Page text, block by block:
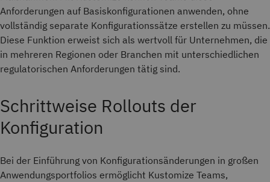
Anforderungen auf Basiskonfigurationen anwenden, ohne
vollständig separate Konfigurationssätze erstellen zu müssen.
Diese Funktion erweist sich als wertvoll für Unternehmen, die
in mehreren Regionen oder Branchen mit unterschiedlichen
regulatorischen Anforderungen tätig sind.
Schrittweise Rollouts der
Konfiguration
Bei der Einführung von Konfigurationsänderungen in großen
Anwendungsportfolios ermöglicht Kustomize Teams,